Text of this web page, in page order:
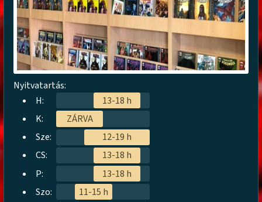
Nyitvatartás:
H:
13-18 h
K:
ZÁRVA
Sze:
12-19 h
CS:
13-18 h
P:
13-18 h
Szo:
11-15 h